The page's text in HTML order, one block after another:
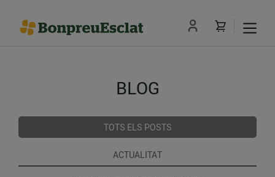
BLOG
TOTS ELS POSTS
ACTUALITAT